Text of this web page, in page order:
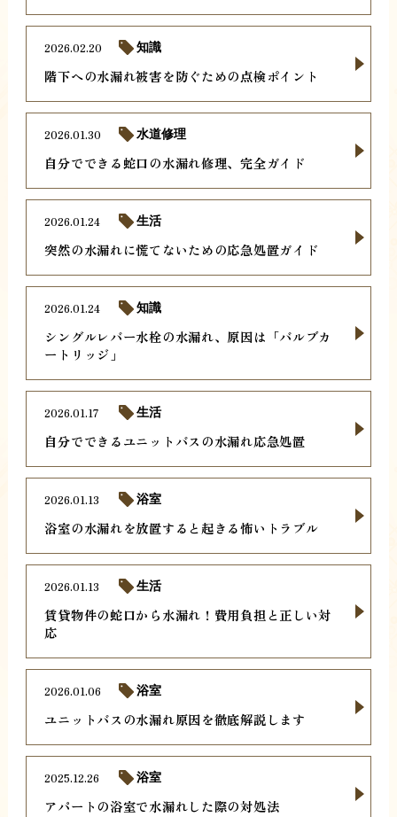
階下への水漏れ被害を防ぐための点検ポイント
2026.02.20 知識
自分でできる蛇口の水漏れ修理、完全ガイド
2026.01.30 水道修理
突然の水漏れに慌てないための応急処置ガイド
2026.01.24 生活
シングルレバー水栓の水漏れ、原因は「バルブカ
ートリッジ」
2026.01.24 知識
自分でできるユニットバスの水漏れ応急処置
2026.01.17 生活
浴室の水漏れを放置すると起きる怖いトラブル
2026.01.13 浴室
賃貸物件の蛇口から水漏れ！費用負担と正しい対
応
2026.01.13 生活
ユニットバスの水漏れ原因を徹底解説します
2026.01.06 浴室
アパートの浴室で水漏れした際の対処法
2025.12.26 浴室